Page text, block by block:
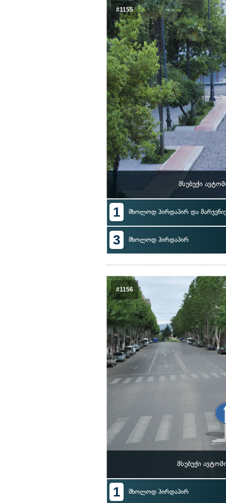
#1155
მსუბუქი
1 მხოლოდ პირდაპირ და
3 მხოლოდ პირდაპირ
#1156
მსუბუქი
1 მხოლოდ პირდაპირ